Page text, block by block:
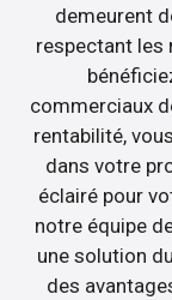
demeurent
respectant les
commerciaux
rentabilité,
dans votre
éclairé pour
notre équipe
une solution
des